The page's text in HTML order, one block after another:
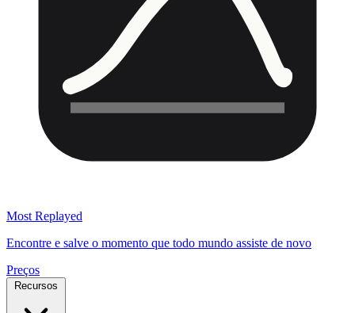
Most Replayed
Encontre e salve o momento que todo mundo assiste de novo
Preços
Recursos